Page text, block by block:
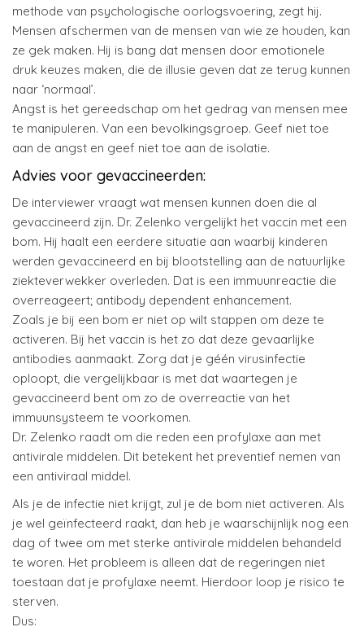
methode van psychologische oorlogsvoering, zegt hij.
Mensen afschermen van de mensen van wie ze houden, kan
ze gek maken. Hij is bang dat mensen door emotionele
druk keuzes maken, die de illusie geven dat ze terug kunnen
naar ‘normaal’.
Angst is het gereedschap om het gedrag van mensen mee
te manipuleren. Van een bevolkingsgroep. Geef niet toe
aan de angst en geef niet toe aan de isolatie.
Advies voor gevaccineerden:
De interviewer vraagt wat mensen kunnen doen die al
gevaccineerd zijn. Dr. Zelenko vergelijkt het vaccin met een
bom. Hij haalt een eerdere situatie aan waarbij kinderen
werden gevaccineerd en bij blootstelling aan de natuurlijke
ziekteverwekker overleden. Dat is een immuunreactie die
overreageert; antibody dependent enhancement.
Zoals je bij een bom er niet op wilt stappen om deze te
activeren. Bij het vaccin is het zo dat deze gevaarlijke
antibodies aanmaakt. Zorg dat je géén virusinfectie
oploopt, die vergelijkbaar is met dat waartegen je
gevaccineerd bent om zo de overreactie van het
immuunsysteem te voorkomen.
Dr. Zelenko raadt om die reden een profylaxe aan met
antivirale middelen. Dit betekent het preventief nemen van
een antiviraal middel.
Als je de infectie niet krijgt, zul je de bom niet activeren. Als
je wel geïnfecteerd raakt, dan heb je waarschijnlijk nog een
dag of twee om met sterke antivirale middelen behandeld
te woren. Het probleem is alleen dat de regeringen niet
toestaan dat je profylaxe neemt. Hierdoor loop je risico te
sterven.
Dus: